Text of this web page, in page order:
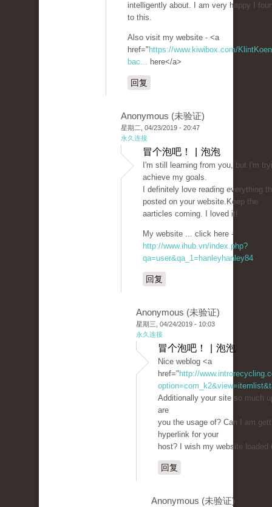
intelligently about. I am very happy I
to this.
Also visit my website - <a
href=" https://www.kiwibox.com/
bac... here</a>
回复
Anonymous (未验证)
星期二, 04/23/2019 - 20:47
永久连接
冒个泡吧！ | 泡泡
I'm still learning from you, but I'm
achieve my goals.
I definitely love reading everything
posted on your website.Keep the
aarticles coming. I loved it!
My website ... click here -
http://www.ihub.vn/index.php?
qa=user&qa_1=hanleyhanley84
回复
Anonymous (未验证)
星期三, 04/24/2019 - 10:03
永久连接
冒个泡吧！ | 泡泡
Nice weblog <a
href=" http://
Additionally your site so much
are
you the usage of? Can I am
hyperlink for your
host? I wish my website
回复
Anonymous (未验证)